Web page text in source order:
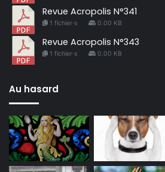
Revue Acropolis N°341
1 fichier·s 0.00 KB
Revue Acropolis N°343
1 fichier·s 0.00 KB
Au hasard